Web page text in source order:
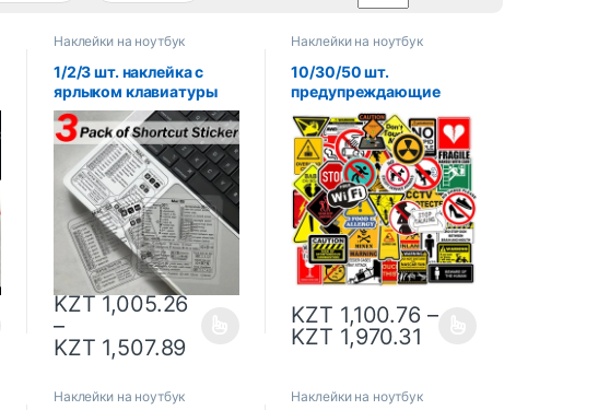
Наклейки на ноутбук
1/2/3 шт. наклейка с
ярлыком клавиатуры
для Macbook Windows,
ноутбука, компьютера,
наклейки с ярлыками,
клейкая наклейка для
Mac OS
KZT1,005.26
–
KZT 1,507.89
Наклейки на ноутбук
10/30/50 шт.
предупреждающие
наклейки,
запрещающие знаки
опасности,
напоминание,
водонепроницаемая
наклейка на ноутбук,
мотоцикл, багаж,
телефон, сноуборд
KZT 1,100.76–
KZT 1,970.31
Наклейки на ноутбук Наклейки на ноутбук